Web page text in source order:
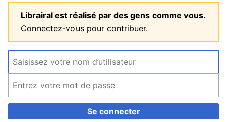
Librairal est réalisé par des gens comme vous.
Connectez-vous pour contribuer.
Se connecter